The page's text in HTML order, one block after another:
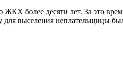
более десяти лет. За это
для выселения неплательщицы